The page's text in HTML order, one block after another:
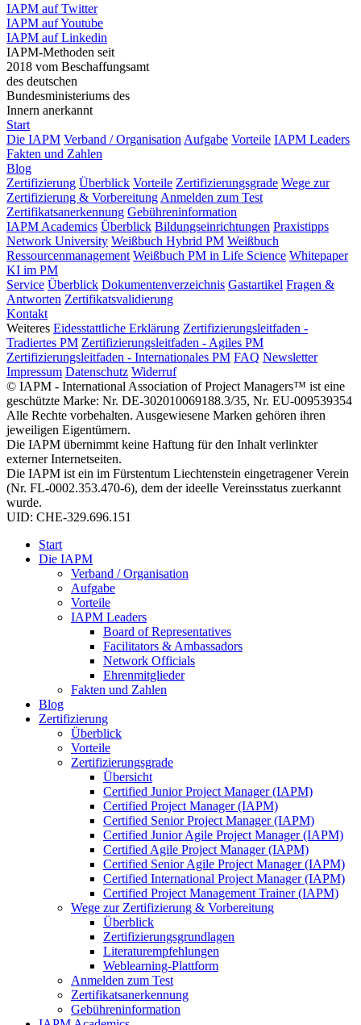
IAPM auf Twitter
IAPM auf Youtube
IAPM auf Linkedin
IAPM-Methoden seit
2018 vom Beschaffungsamt
des deutschen
Bundesministeriums des
Innern anerkannt
Start
Die IAPM Verband / Organisation Aufgabe Vorteile IAPM Leaders
Fakten und Zahlen
Blog
Zertifizierung Überblick Vorteile Zertifizierungsgrade Wege zur
Zertifizierung & Vorbereitung Anmelden zum Test
Zertifikatsanerkennung Gebühreninformation
IAPM Academics Überblick Bildungseinrichtungen Praxistipps
Network University Weißbuch Hybrid PM Weißbuch
Ressourcenmanagement Weißbuch PM in Life Science Whitepaper
KI im PM
Service Überblick Dokumentenverzeichnis Gastartikel Fragen &
Antworten Zertifikatsvalidierung
Kontakt
Weiteres Eidesstattliche Erklärung Zertifizierungsleitfaden -
Tradiertes PM Zertifizierungsleitfaden - Agiles PM
Zertifizierungsleitfaden - Internationales PM FAQ Newsletter
Impressum Datenschutz Widerruf
© IAPM - International Association of Project Managers™ ist eine
geschützte Marke: Nr. DE-302010069188.3/35, Nr. EU-009539354
Alle Rechte vorbehalten. Ausgewiesene Marken gehören ihren
jeweiligen Eigentümern.
Die IAPM übernimmt keine Haftung für den Inhalt verlinkter
externer Internetseiten.
Die IAPM ist ein im Fürstentum Liechtenstein eingetragener Verein
(Nr. FL-0002.353.470-6), dem der ideelle Vereinsstatus zuerkannt
wurde.
UID: CHE-329.696.151
Start
Die IAPM
Verband / Organisation
Aufgabe
Vorteile
IAPM Leaders
Board of Representatives
Facilitators & Ambassadors
Network Officials
Ehrenmitglieder
Fakten und Zahlen
Blog
Zertifizierung
Überblick
Vorteile
Zertifizierungsgrade
Übersicht
Certified Junior Project Manager (IAPM)
Certified Project Manager (IAPM)
Certified Senior Project Manager (IAPM)
Certified Junior Agile Project Manager (IAPM)
Certified Agile Project Manager (IAPM)
Certified Senior Agile Project Manager (IAPM)
Certified International Project Manager (IAPM)
Certified Project Management Trainer (IAPM)
Wege zur Zertifizierung & Vorbereitung
Überblick
Zertifizierungsgrundlagen
Literaturempfehlungen
Weblearning-Plattform
Anmelden zum Test
Zertifikatsanerkennung
Gebühreninformation